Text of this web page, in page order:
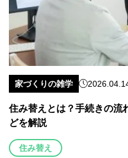
家づくりの雑学
住み替えとは？手続きの流
どを解説
住み替え